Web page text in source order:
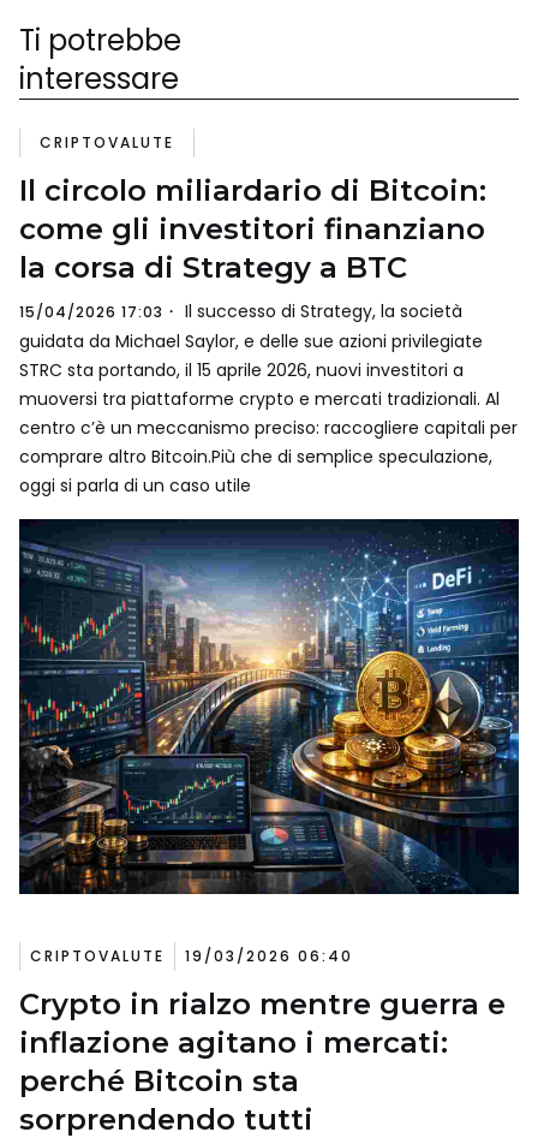
Ti potrebbe
interessare
CRIPTOVALUTE
Il circolo miliardario di Bitcoin:
come gli investitori finanziano
la corsa di Strategy a BTC
15/04/2026 17:03
Il successo di Strategy, la società
guidata da Michael Saylor, e delle sue azioni privilegiate
STRC sta portando, il 15 aprile 2026, nuovi investitori a
muoversi tra piattaforme crypto e mercati tradizionali. Al
centro c’è un meccanismo preciso: raccogliere capitali per
comprare altro Bitcoin.Più che di semplice speculazione,
oggi si parla di un caso utile
CRIPTOVALUTE 19/03/2026 06:40
Crypto in rialzo mentre guerra e
inflazione agitano i mercati:
perché Bitcoin sta
sorprendendo tutti